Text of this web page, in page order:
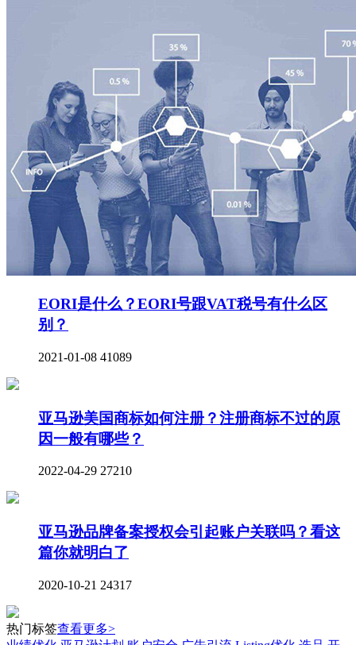
EORI是什么？EORI号跟VAT税号有什么区
别？
2021-01-08 41089
亚马逊美国商标如何注册？注册商标不过的原
因一般有哪些？
2022-04-29 27210
亚马逊品牌备案授权会引起账户关联吗？看这
篇你就明白了
2020-10-21 24317
热门标签查看更多>